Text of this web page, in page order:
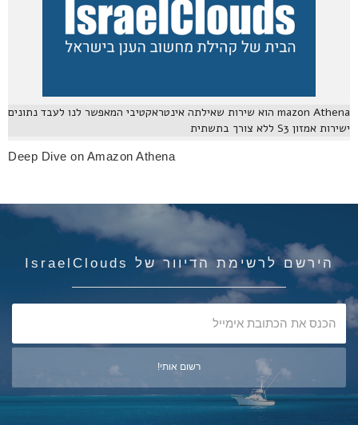
mazon Athena הוא שירות שאילתה אינטראקטיבי המאפשר לנו לעבד נתונים
ישירות אמזון S3 ללא צורך בתשתית
Deep Dive on Amazon Athena
הירשם לרשימת הדיוור של IsraelClouds